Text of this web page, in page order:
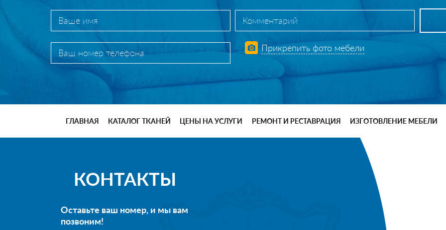
Прикрепить фото мебели
ГЛАВНАЯ КАТАЛОГ ТКАНЕЙ ЦЕНЫ НА УСЛУГИ РЕМОНТ И РЕСТАВРАЦИЯ ИЗГОТОВЛЕНИЕ МЕБЕЛИ
КОНТАКТЫ
Оставьте ваш номер, и мы вам
позвоним!